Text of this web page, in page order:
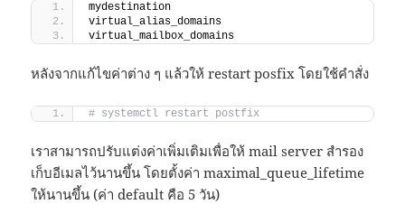
mydestination
virtual_alias_domains
virtual_mailbox_domains
หลังจากแก้ไขค่าต่าง ๆ แล้วให้ restart posfix โดยใช้คำสั่ง
# systemctl restart postfix
เราสามารถปรับแต่งค่าเพิ่มเติมเพื่อให้ mail server สำรอง
เก็บอีเมลไว้นานขึ้น โดยตั้งค่า maximal_queue_lifetime
ให้นานขึ้น (ค่า default คือ 5 วัน)